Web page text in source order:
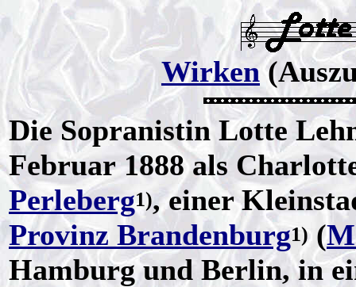
Wirken
Die Sopranistin Lotte
Februar 1888 als
Perleberg1), einer
Provinz Brandenburg1) (
Hamburg und Berlin, in